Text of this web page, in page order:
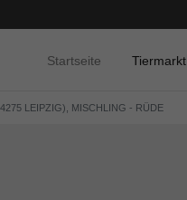
Startseite Tiermarkt
LEIPZIG), MISCHLING - RÜDE